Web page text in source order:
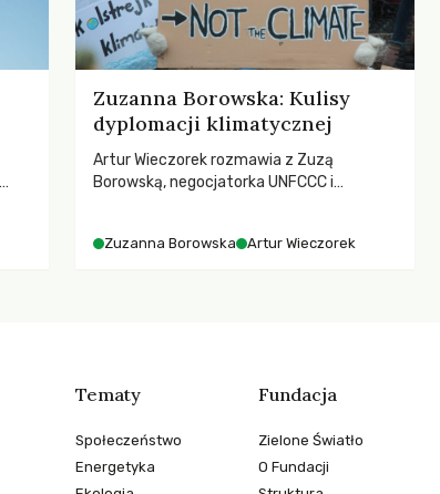
Zuzanna Borowska: Kulisy
dyplomacji klimatycznej
Artur Wieczorek rozmawia z Zuzą
Borowską, negocjatorka UNFCCC i
ruchach klimatycznych
Zuzanna Borowska Artur Wieczorek
Tematy
Społeczeństwo
Energetyka
Fundacja
Zielone Światło
O Fundacji